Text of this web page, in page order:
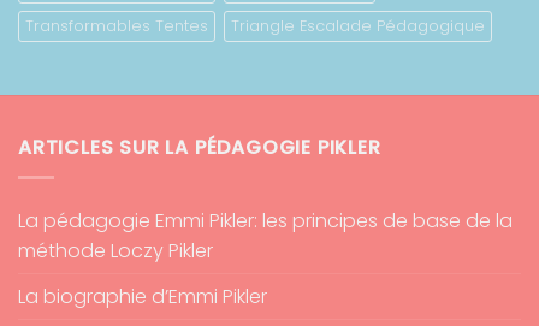
Transformables Tentes
Triangle Escalade Pédagogique
ARTICLES SUR LA PÉDAGOGIE PIKLER
La pédagogie Emmi Pikler: les principes de base de la
méthode Loczy Pikler
La biographie d’Emmi Pikler